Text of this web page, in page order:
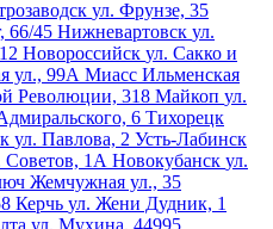
ул. Фрунзе, 35
66/45 Нижневартовск ул.
Новороссийск ул. Сакко и
ул., 99А Миасс Ильменская
Революции, 318 Майкоп ул.
6 Тихорецк
ул. Павлова, 2 Усть-Лабинск
Советов, 1А Новокубанск ул.
Жемчужная ул., 35
Керчь ул. Жени Дудник, 1
ул. Мухина, 44995